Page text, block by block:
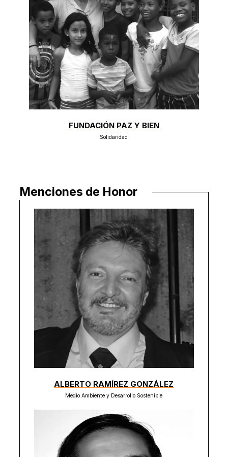
FUNDACIÓN PAZ Y BIEN
Solidaridad
Menciones de Honor
ALBERTO RAMÍREZ GONZÁLEZ
Medio Ambiente y Desarrollo Sostenible